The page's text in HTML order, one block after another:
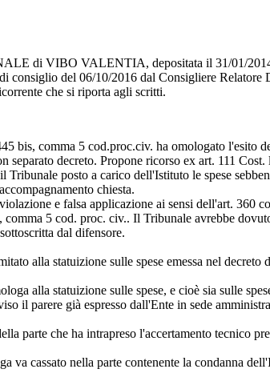
di VIBO VALENTIA, depositata il 31/01/
di consiglio del 06/10/2016 dal Consigliere
che si riporta agli scritti.
bis, comma 5 cod.proc.civ. ha omologato l'esito
separato decreto. Propone ricorso ex art. 111
posto a carico dell'Istituto le spese
chiesta.
e falsa applicazione ai sensi dell'art.
5 cod. proc. civ.. Il Tribunale avrebbe
dal difensore.
alla statuizione sulle spese emessa nel decreto
alla statuizione sulle spese, e cioè sia sulle
il parere già espresso dall'Ente in sede
parte che ha intrapreso l'accertamento
va cassato nella parte contenente la condanna